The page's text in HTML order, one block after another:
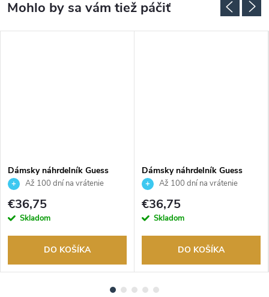
Dámsky náhrdelník Guess
JUBN06201JWYGT
Až 100 dní na vrátenie
tovaru. Autorizovaný predajca.
€36,75
Skladom
DO KOŠÍKA
Dámsky náhrdelník Guess
JUBN06207JWRHT
Až 100 dní na vrátenie
tovaru. Autorizovaný predajca.
€36,75
Skladom
DO KOŠÍKA